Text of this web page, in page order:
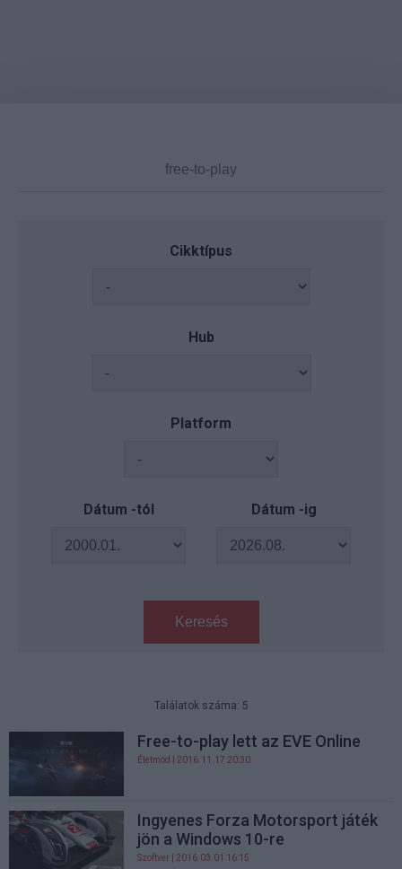
Cikktípus
Hub
Platform
Dátum -tól Dátum -ig
Keresés
Találatok száma: 5
Free-to-play lett az EVE Online
Életmód | 2016.11.17 20:30
Ingyenes Forza Motorsport játék
jön a Windows 10-re
Szoftver | 2016.03.01 16:15